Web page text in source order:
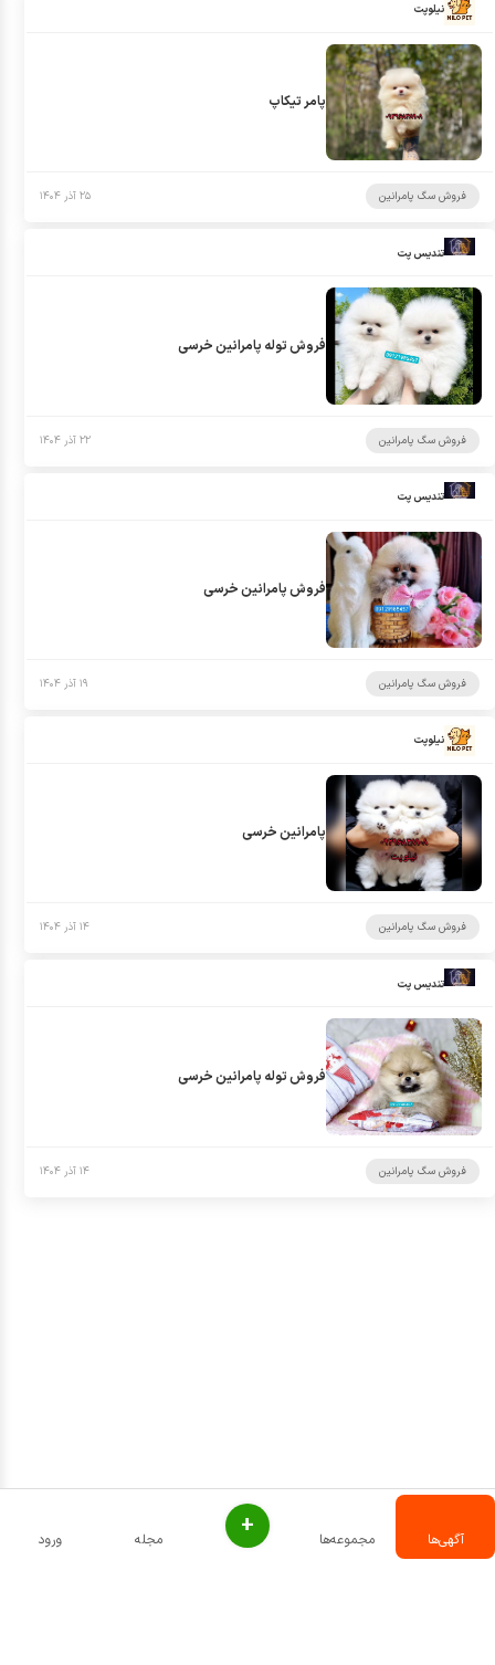
نیلوپت
پامر تیکاپ
فروش سگ پامرانین ۲۵ آذر ۱۴۰۴
تندیس پت
فروش توله پامرانین خرسی
فروش سگ پامرانین ۲۲ آذر ۱۴۰۴
تندیس پت
فروش پامرانین خرسی
فروش سگ پامرانین ۱۹ آذر ۱۴۰۴
نیلوپت
پامرانین خرسی
فروش سگ پامرانین ۱۴ آذر ۱۴۰۴
تندیس پت
فروش توله پامرانین خرسی
فروش سگ پامرانین ۱۴ آذر ۱۴۰۴
ورود مجله + مجموعه‌ها آگهی‌ها